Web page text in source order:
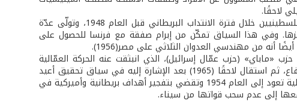
لاحقًا.
يتحمل بيريس مسؤولية تنفيذ الكثير من الهجمات الإجرامية ضدّ المدنيين الفلسطينيين خلال فترة الانتداب البريطاني قبل العام 1948، وتولّى عدّة
وفي هذا السياق تمكّن من إبرام صفقة مع فرنسا للحصول على
أنه من مهندسي العدوان الثلاثي على مصر(1956).
عن حزب «ماباي» (حزب عمّال إسرائيل)، الذي انبثقت عنه الحركة العمّالية
الحديثة في إسرائيل تحت إسم حزب العمل «عفودا». وعُين آنذاك نائبًا لوزير الدفاع، ثم استقال لاحقًا (1965) بعد الإشارة إليه في سياق تحقيق أعيد
فتحه في عملية «سوزانا» أو فضيحة لافون وزير الحرب آنذاك، وهي خطة إسرائيلية تعود إلى العام 1954 وتقضي بتفجير أهداف بريطانية وأميركية في
إلى عدم سحب قواتها من سيناء.